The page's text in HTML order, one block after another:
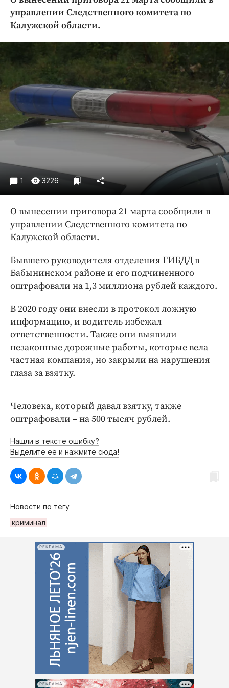
Криминал
Культура
Образование
Общество
Погода
Праздники
Происшествия
Спорт
ПРОЕКТЫ
Блоги
Медиаперсона
Интересное чтиво
Бренд года
Работодатель года
управлении Следственного комитета по
Калужской области.
1 3226
О вынесении приговора 21 марта сообщили в
управлении Следственного комитета по
Калужской области.
Бывшего руководителя отделения ГИБДД в
Бабынинском районе и его подчиненного
оштрафовали на 1,3 миллиона рублей каждого.
В 2020 году они внесли в протокол ложную
информацию, и водитель избежал
ответственности. Также они выявили
незаконные дорожные работы, которые вела
частная компания, но закрыли на нарушения
глаза за взятку.
Человека, который давал взятку, также
оштрафовали – на 500 тысяч рублей.
Нашли в тексте ошибку?
Выделите её и нажмите сюда!
Новости по тегу
криминал
РЕКЛАМА
РЕКЛАМА